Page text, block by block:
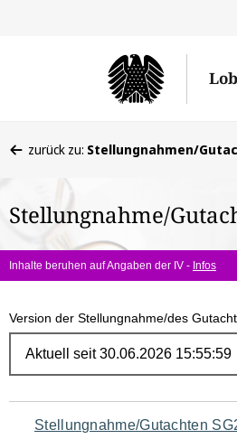
befinden
hier:
zurück zu: Stellungnahmen/
Stellungnahme/
Inhalte beruhen auf Angaben der IV - Infos
Version der Stellungnahme/des
Navigation
Stellungnahme/Gutachten